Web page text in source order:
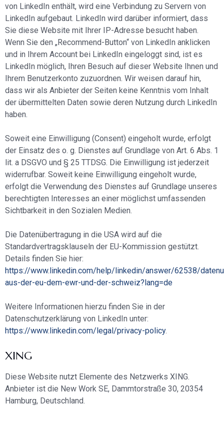
von LinkedIn enthält, wird eine Verbindung zu Servern von
LinkedIn aufgebaut. LinkedIn wird darüber informiert, dass
Sie diese Website mit Ihrer IP-Adresse besucht haben.
Wenn Sie den „Recommend-Button“ von LinkedIn anklicken
und in Ihrem Account bei LinkedIn eingeloggt sind, ist es
LinkedIn möglich, Ihren Besuch auf dieser Website Ihnen und
Ihrem Benutzerkonto zuzuordnen. Wir weisen darauf hin,
dass wir als Anbieter der Seiten keine Kenntnis vom Inhalt
der übermittelten Daten sowie deren Nutzung durch LinkedIn
haben.
Soweit eine Einwilligung (Consent) eingeholt wurde, erfolgt
der Einsatz des o. g. Dienstes auf Grundlage von Art. 6 Abs. 1
lit. a DSGVO und § 25 TTDSG. Die Einwilligung ist jederzeit
widerrufbar. Soweit keine Einwilligung eingeholt wurde,
erfolgt die Verwendung des Dienstes auf Grundlage unseres
berechtigten Interesses an einer möglichst umfassenden
Sichtbarkeit in den Sozialen Medien.
Die Datenübertragung in die USA wird auf die
Standardvertragsklauseln der EU-Kommission gestützt.
Details finden Sie hier:
https://www.linkedin.com/help/linkedin/answer/62538/
aus-der-eu-dem-ewr-und-der-schweiz?lang=de
Weitere Informationen hierzu finden Sie in der
Datenschutzerklärung von LinkedIn unter:
https://www.linkedin.com/legal/privacy-policy.
XING
Diese Website nutzt Elemente des Netzwerks XING.
Anbieter ist die New Work SE, Dammtorstraße 30, 20354
Hamburg, Deutschland.